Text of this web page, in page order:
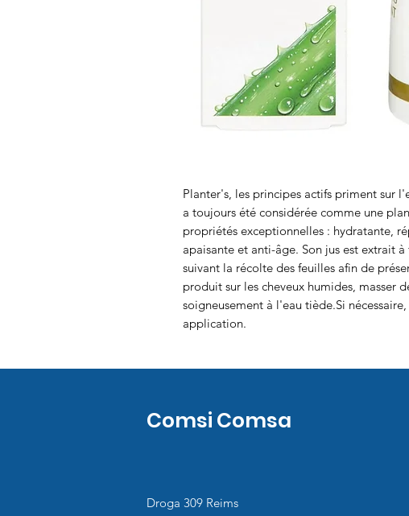
Planter's, les principes actifs priment sur
a toujours été considérée comme une
propriétés exceptionnelles : hydratante,
apaisante et anti-âge. Son jus est extrait
suivant la récolte des feuilles afin de
produit sur les cheveux humides, masser
soigneusement à l'eau tiède.Si
application.
Comsi Comsa
Droga 309 Reims